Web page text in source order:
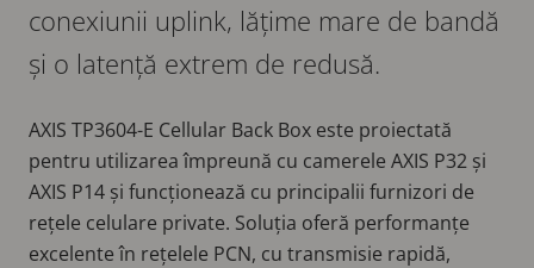
conexiunii uplink, lățime mare de bandă
și o latență extrem de redusă.
AXIS TP3604-E Cellular Back Box este proiectată
pentru utilizarea împreună cu camerele AXIS P32 și
AXIS P14 și funcționează cu principalii furnizori de
rețele celulare private. Soluția oferă performanțe
excelente în rețelele PCN, cu transmisie rapidă,